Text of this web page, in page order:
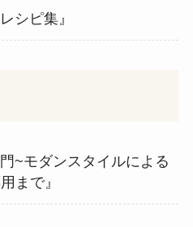
シピ集』
~モダンスタイルによる
まで』